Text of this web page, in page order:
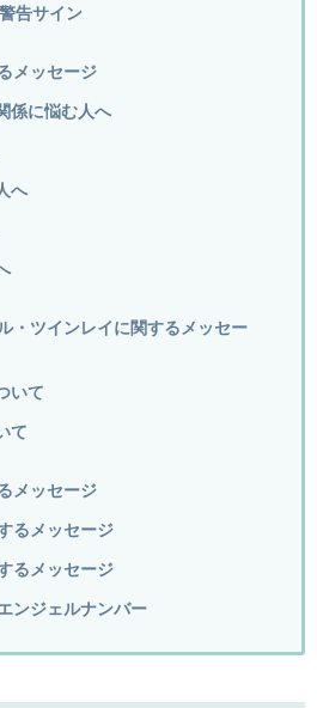
告サイン
メッセージ
係に悩む人へ
へ
・ツインレイに関するメッセー
いて
て
メッセージ
るメッセージ
るメッセージ
ンジェルナンバー